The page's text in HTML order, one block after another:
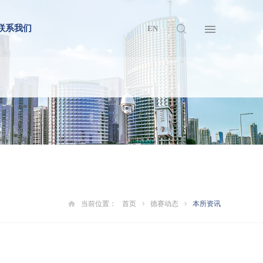
系我们 EN
当前位置： 首页 德赛动态 本所资讯